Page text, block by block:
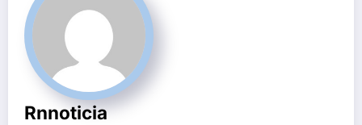
Rnnoticia